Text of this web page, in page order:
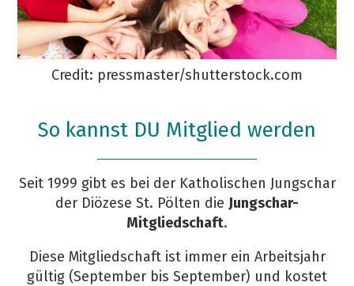
Credit: pressmaster/shutterstock.com
So kannst DU Mitglied werden
Seit 1999 gibt es bei der Katholischen Jungschar
der Diözese St. Pölten die Jungschar-
Mitgliedschaft.
Diese Mitgliedschaft ist immer ein Arbeitsjahr
gültig (September bis September) und kostet